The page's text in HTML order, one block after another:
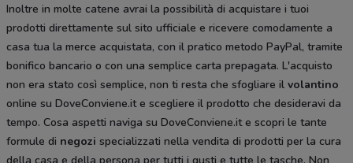
Inoltre in molte catene avrai la possibilità di acquistare i tuoi
prodotti direttamente sul sito ufficiale e ricevere comodamente a
casa tua la merce acquistata, con il pratico metodo PayPal, tramite
bonifico bancario o con una semplice carta prepagata. L'acquisto
non era stato così semplice, non ti resta che sfogliare il volantino
online su DoveConviene.it e scegliere il prodotto che desideravi da
tempo. Cosa aspetti naviga su DoveConviene.it e scopri le tante
formule di negozi specializzati nella vendita di prodotti per la cura
della casa e della persona per tutti i gusti e tutte le tasche. Non